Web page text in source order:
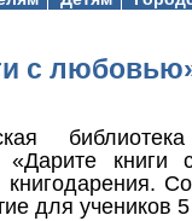
с
«Дарите
для